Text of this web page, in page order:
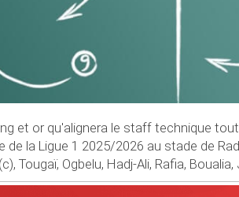
et or qu'alignera le staff technique
de la Ligue 1 2025/2026 au stade de
Tougaï, Ogbelu, Hadj-Ali, Rafia,